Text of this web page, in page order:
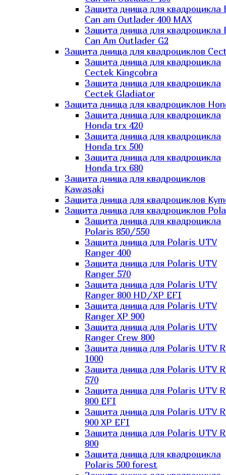
Защита днища для квадроцикла
Can am Outlader 400 MAX
Защита днища для квадроцикла
Can Аm Outlader G2
Защита днища для квадроциклов
Защита днища для квадроцикла
Cectek Kingcobra
Защита днища для квадроцикла
Cectek Gladiator
Защита днища для квадроциклов
Защита днища для квадроцикла
Honda trx 420
Защита днища для квадроцикла
Honda trx 500
Защита днища для квадроцикла
Honda trx 680
Защита днища для квадроциклов
Kawasaki
Защита днища для квадроциклов
Защита днища для квадроциклов
Защита днища для квадроцикла
Polaris 850/550
Защита днища для Polaris UTV
Ranger 400
Защита днища для Polaris UTV
Ranger 570
Защита днища для Polaris UTV
Ranger 800 HD/XP EFI
Защита днища для Polaris UTV
Ranger XP 900
Защита днища для Polaris UTV
Ranger Сrew 800
Защита днища для Polaris UTV
1000
Защита днища для Polaris UTV
570
Защита днища для Polaris UTV
800 EFI
Защита днища для Polaris UTV
900 XP EFI
Защита днища для Polaris UTV
800
Защита днища для квадроцикла
Polaris 500 forest